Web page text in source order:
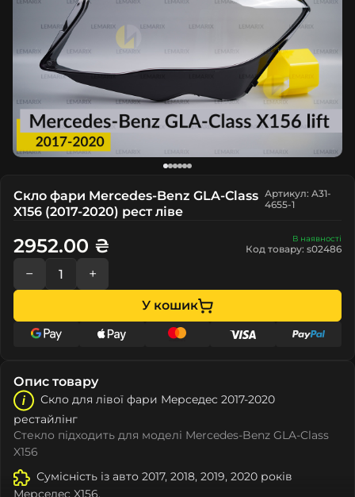
Скло фари Mercedes-Benz GLA-Class
X156 (2017-2020) рест ліве
Артикул: A31-
4655-1
В наявності
Код товару: s02486
2952.00 ₴
− +
У кошик
Опис товару
Скло для лівої фари Мeрceдec 2017-2020
рестайлінг
Стекло підходить для моделі Mercedes-Benz GLA-Class
X156
Сумісність із авто 2017, 2018, 2019, 2020 років
Мeрceдec X156.